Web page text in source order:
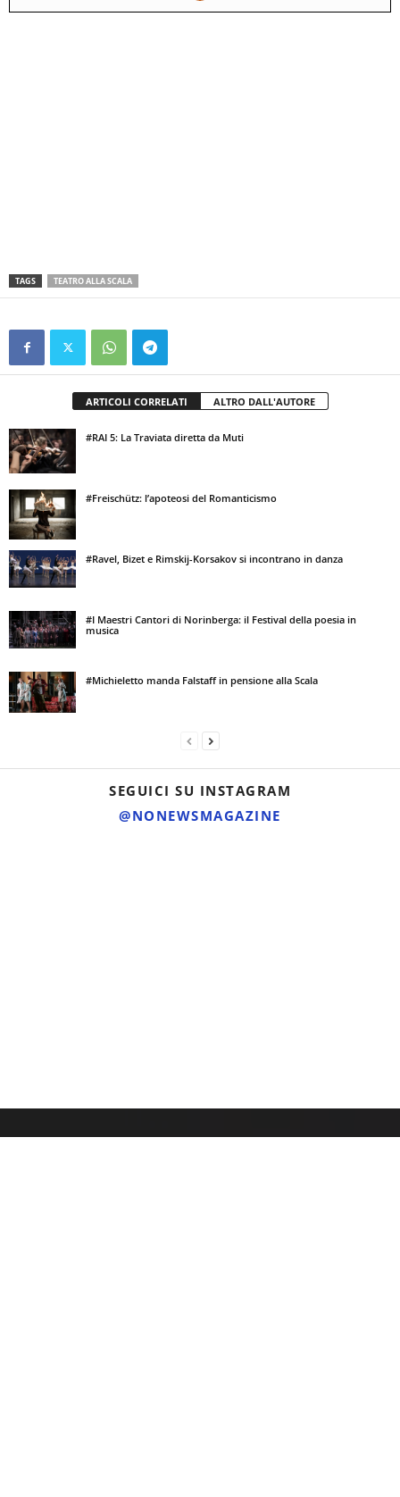
TAGS TEATRO ALLA SCALA
ARTICOLI CORRELATI ALTRO DALL'AUTORE
#RAI 5: La Traviata diretta da Muti
#Freischütz: l’apoteosi del Romanticismo
#Ravel, Bizet e Rimskij-Korsakov si incontrano in danza
#I Maestri Cantori di Norinberga: il Festival della poesia in
musica
#Michieletto manda Falstaff in pensione alla Scala
SEGUICI SU INSTAGRAM
@NONEWSMAGAZINE